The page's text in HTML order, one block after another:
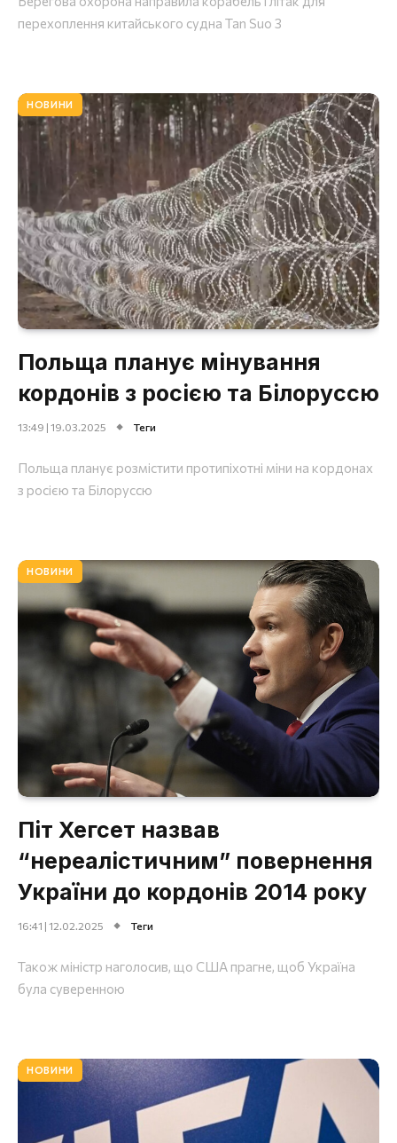
перехоплення китайського судна Tan Suo 3
НОВИНИ
Польща планує мінування
кордонів з росією та Білоруссю
13:49 | 19.03.2025 Теги
Польща планує розмістити протипіхотні міни на кордонах
з росією та Білоруссю
НОВИНИ
Піт Хегсет назвав
“нереалістичним” повернення
України до кордонів 2014 року
16:41 | 12.02.2025 Теги
Також міністр наголосив, що США прагне, щоб Україна
була суверенною
НОВИНИ